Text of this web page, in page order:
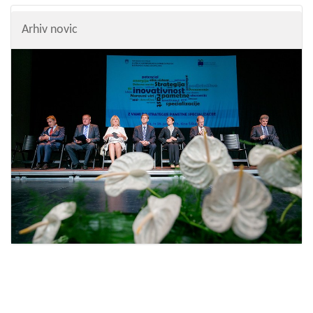
Arhiv novic